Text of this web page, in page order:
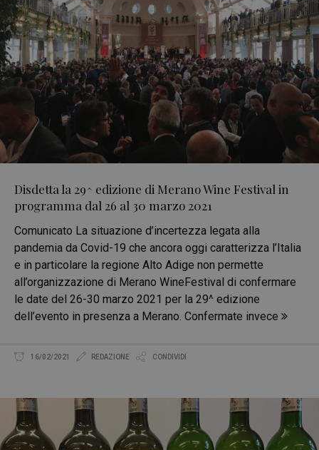
Disdetta la 29^ edizione di Merano Wine Festival in
programma dal 26 al 30 marzo 2021
Comunicato La situazione d’incertezza legata alla
pandemia da Covid-19 che ancora oggi caratterizza l’Italia
e in particolare la regione Alto Adige non permette
all’organizzazione di Merano WineFestival di confermare
le date del 26-30 marzo 2021 per la 29^ edizione
dell’evento in presenza a Merano. Confermate invece
16/02/2021 REDAZIONE CONDIVIDI